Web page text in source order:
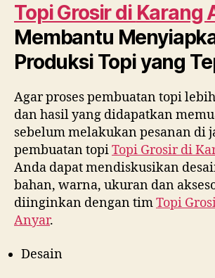
Topi Grosir di Karang
Membantu
Produksi Topi yang
Agar proses pembuatan topi
dan hasil yang didapatkan
sebelum melakukan pesanan di
pembuatan topiTopi Grosir di
Anda dapat mendiskusikan
bahan, warna, ukuran dan
diinginkan dengan timTopi
Anyar.
Desain